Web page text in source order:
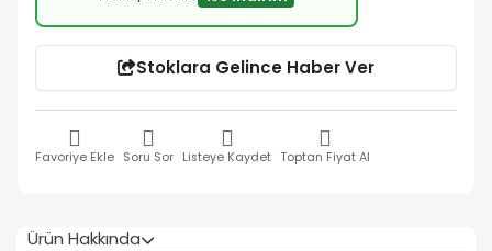
Stoklara Gelince Haber Ver
Favoriye Ekle Soru Sor Listeye Kaydet Toptan Fiyat Al
Ürün Hakkında